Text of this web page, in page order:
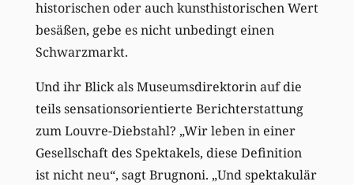
historischen oder auch kunsthistorischen Wert
besäßen, gebe es nicht unbedingt einen
Schwarzmarkt.
Und ihr Blick als Museumsdirektorin auf die
teils sensationsorientierte Berichterstattung
zum Louvre-Diebstahl? „Wir leben in einer
Gesellschaft des Spektakels, diese Definition
ist nicht neu“, sagt Brugnoni. „Und spektakulär